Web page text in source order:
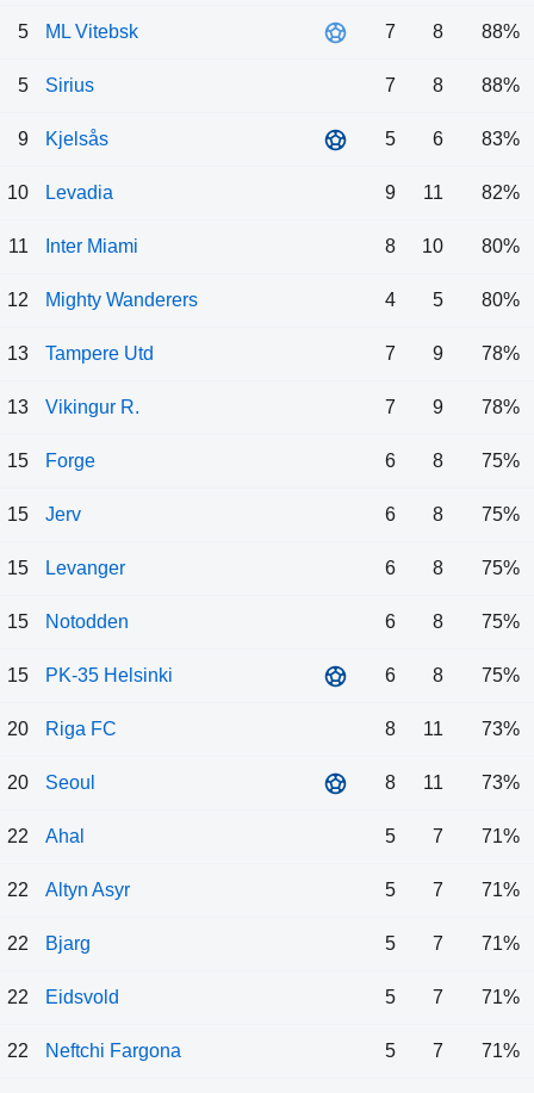
5 ML Vitebsk 7 8 88%
5 Sirius 7 8 88%
9 Kjelsås 5 6 83%
10 Levadia 9 11 82%
11 Inter Miami 8 10 80%
12 Mighty Wanderers 4 5 80%
13 Tampere Utd 7 9 78%
13 Vikingur R. 7 9 78%
15 Forge 6 8 75%
15 Jerv 6 8 75%
15 Levanger 6 8 75%
15 Notodden 6 8 75%
15 PK-35 Helsinki 6 8 75%
20 Riga FC 8 11 73%
20 Seoul 8 11 73%
22 Ahal 5 7 71%
22 Altyn Asyr 5 7 71%
22 Bjarg 5 7 71%
22 Eidsvold 5 7 71%
22 Neftchi Fargona 5 7 71%